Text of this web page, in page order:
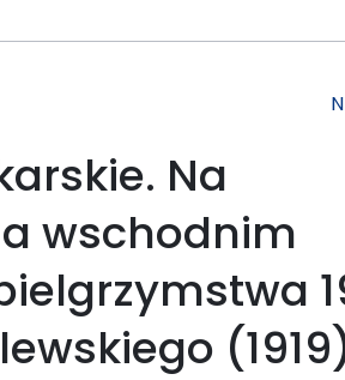
Na
wschodnim